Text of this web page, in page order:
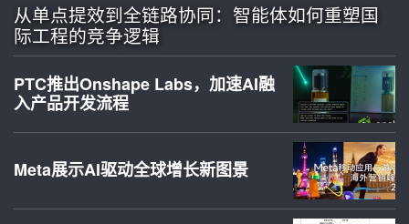
从单点提效到全链路协同：智能体如何重塑国
际工程的竞争逻辑
PTC推出Onshape Labs，加速AI融
入产品开发流程
Meta展示AI驱动全球增长新图景